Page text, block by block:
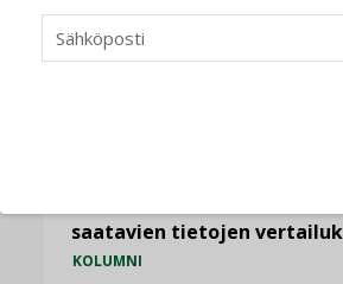
Sähköistäminen säästää
KOLUMNI
saatavien tietojen
KOLUMNI